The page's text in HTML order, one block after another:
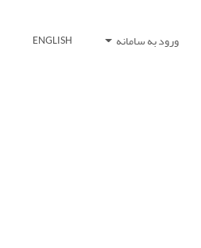
ورود به سامانه ENGLISH